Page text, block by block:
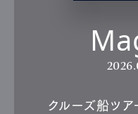
クルーズ船ツ